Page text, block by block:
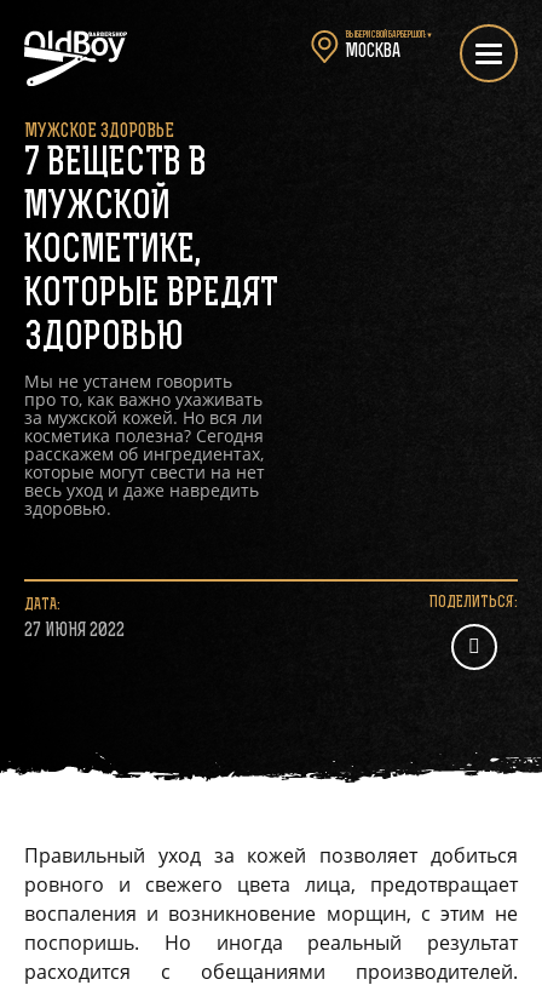
Выбери свой барбершоп:▼
Москва
МУЖСКОЕ ЗДОРОВЬЕ
7 ВЕЩЕСТВ В
МУЖСКОЙ
КОСМЕТИКЕ,
КОТОРЫЕ ВРЕДЯТ
ЗДОРОВЬЮ
Мы не устанем говорить
про то, как важно ухаживать
за мужской кожей. Но вся ли
косметика полезна? Сегодня
расскажем об ингредиентах,
которые могут свести на нет
весь уход и даже навредить
здоровью.
ДАТА:
27 ИЮНЯ 2022
ПОДЕЛИТЬСЯ:
Правильный уход за кожей позволяет добиться
ровного и свежего цвета лица, предотвращает
воспаления и возникновение морщин, с этим не
поспоришь. Но иногда реальный результат
расходится с обещаниями производителей.